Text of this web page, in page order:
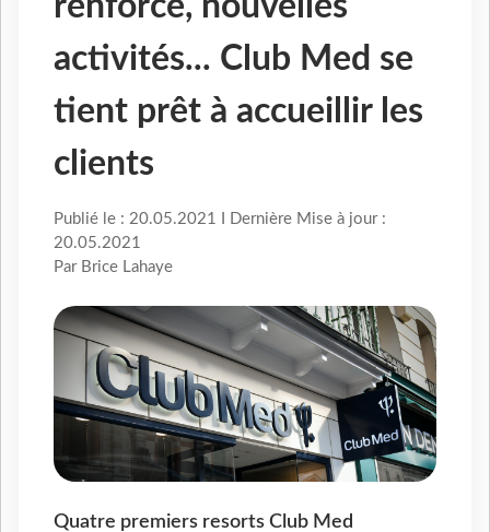
activités... Club Med se
tient prêt à accueillir les
clients
Publié le : 20.05.2021 I Dernière Mise à jour :
20.05.2021
Par Brice Lahaye
Quatre premiers resorts Club Med